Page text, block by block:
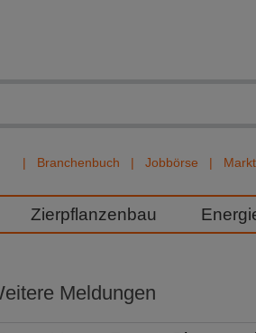
Branchenbuch Jobbörse
Zierpflanzenbau
Meldungen